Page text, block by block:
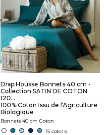
Drap Housse Bonnets 40 cm -
Collection SATIN DE COTON
120...
100% Coton Issu de l'Agriculture
Biologique
Bonnets 40 cm Coton
15 coloris